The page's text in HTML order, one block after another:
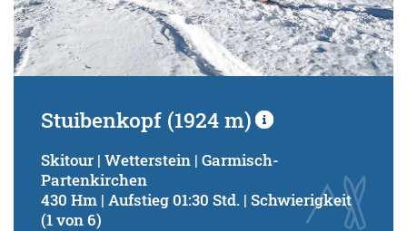
Stuibenkopf (1924 m)
Skitour | Wetterstein | Garmisch-
Partenkirchen
430 Hm | Aufstieg 01:30 Std. | Schwierigkeit
(1 von 6)